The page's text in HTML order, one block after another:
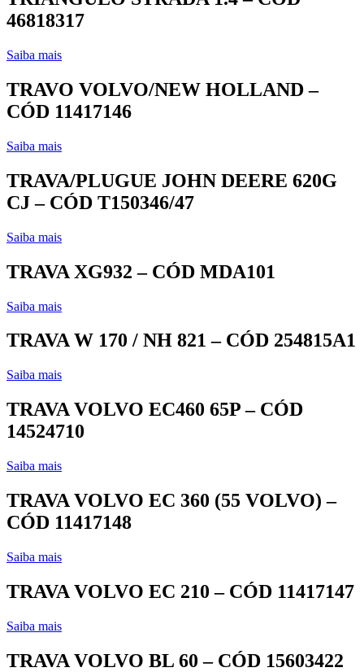
46818317
Saiba mais
TRAVO VOLVO/NEW HOLLAND –
CÓD 11417146
Saiba mais
TRAVA/PLUGUE JOHN DEERE 620G
CJ – CÓD T150346/47
Saiba mais
TRAVA XG932 – CÓD MDA101
Saiba mais
TRAVA W 170 / NH 821 – CÓD 254815A1
Saiba mais
TRAVA VOLVO EC460 65P – CÓD
14524710
Saiba mais
TRAVA VOLVO EC 360 (55 VOLVO) –
CÓD 11417148
Saiba mais
TRAVA VOLVO EC 210 – CÓD 11417147
Saiba mais
TRAVA VOLVO BL 60 – CÓD 15603422